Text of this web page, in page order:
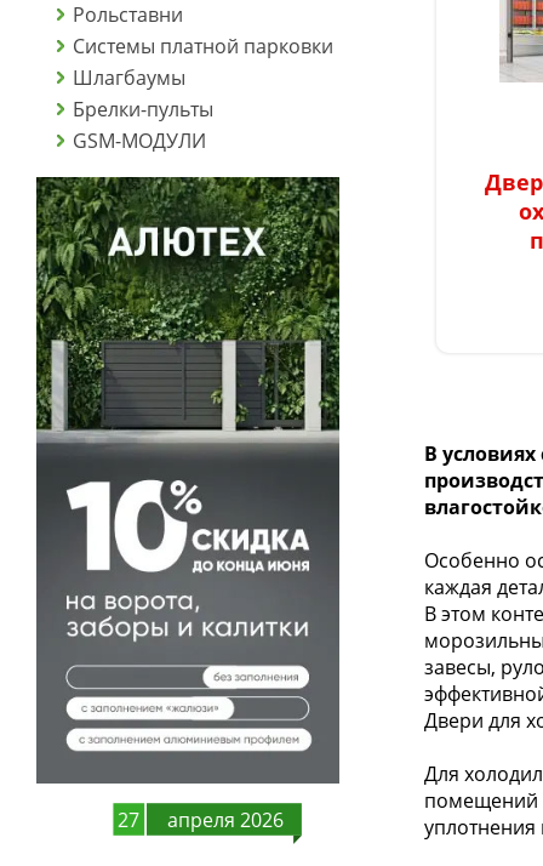
Рольставни
Системы платной парковки
Шлагбаумы
Брелки-пульты
GSM-МОДУЛИ
27 апреля 2026
В
Особенно
каждая
В этом
завесы,
Двери для
Для
помещений